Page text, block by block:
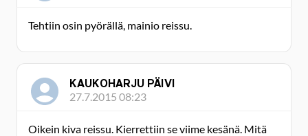
Tehtiin osin pyörällä, mainio reissu.
KAUKOHARJU PÄIVI
27.7.2015 08:23
Oikein kiva reissu. Kierrettiin se viime kesänä. Mitä